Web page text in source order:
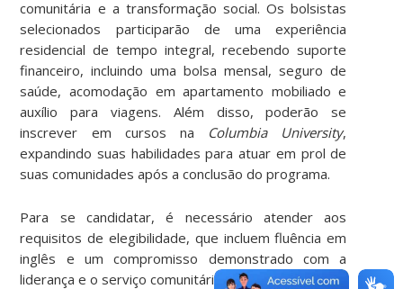
comunitária e a transformação social. Os bolsistas
selecionados participarão de uma experiência
residencial de tempo integral, recebendo suporte
financeiro, incluindo uma bolsa mensal, seguro de
saúde, acomodação em apartamento mobiliado e
auxílio para viagens. Além disso, poderão se
inscrever em cursos na Columbia University,
expandindo suas habilidades para atuar em prol de
suas comunidades após a conclusão do programa.
Para se candidatar, é necessário atender aos
requisitos de elegibilidade, que incluem fluência em
inglês e um compromisso demonstrado com a
liderança e o serviço comunitário.